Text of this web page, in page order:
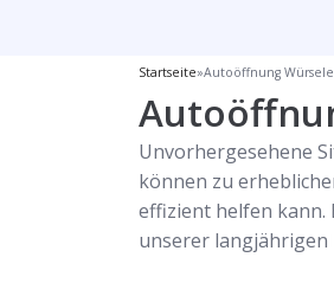
Startseite»Autoöffnung
Unvorhergesehene
können zu
effizient helfen kann.
unserer langjährigen